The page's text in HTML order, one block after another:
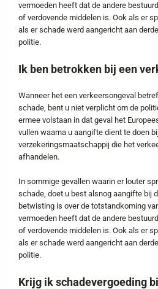
vermoeden heeft dat de andere
of verdovende middelen is. Ook als er
als er schade werd aangericht aan
politie.
Ik ben betrokken bij een
Wanneer het een verkeersongeval
schade, bent u niet verplicht om de
ermee volstaan in dat geval het
vullen waarna u aangifte dient te doen
verzekeringsmaatschappij die het
afhandelen.
In sommige gevallen waarin er louter
schade, doet u best alsnog aangifte bij
betwisting is over de totstandkoming
vermoeden heeft dat de andere
of verdovende middelen is. Ook als er
als er schade werd aangericht aan
politie.
Krijg ik schadevergoeding